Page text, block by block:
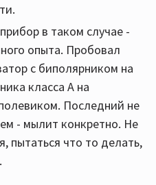
в таком случае -
опыта. Пробовал
с биполярником на
класса А на
Последний не
- мылит конкретно. Не
пытаться что то делать,